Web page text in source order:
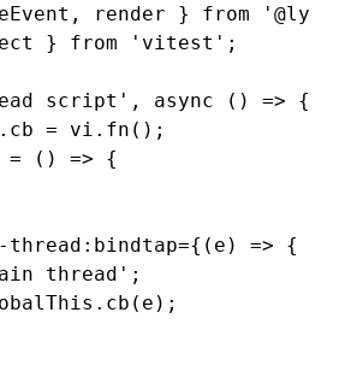
, render } from
} from 'vitest' ;
script' , async () => {
.cb = vi .fn ();
= () => {
thread
: bindtap={(e) => {
thread'
;
.cb (e);